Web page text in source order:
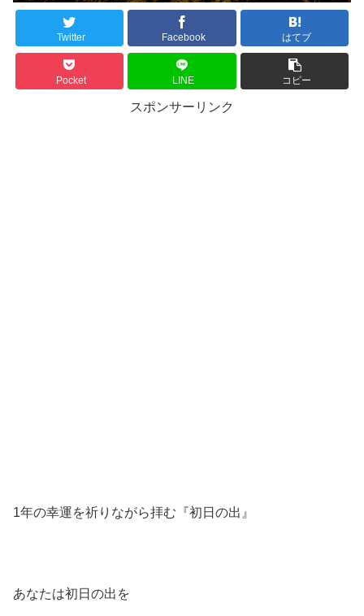
Twitter Facebook はてブ
Pocket LINE コピー
スポンサーリンク
1年の幸運を祈りながら拝む『初日の出』
あなたは初日の出を